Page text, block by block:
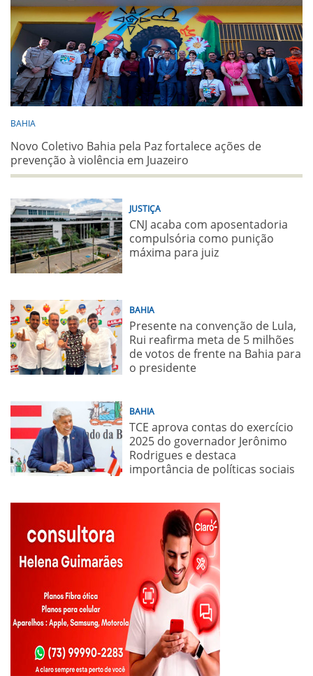
BAHIA
Novo Coletivo Bahia pela Paz fortalece ações de
prevenção à violência em Juazeiro
JUSTIÇA
CNJ acaba com aposentadoria
compulsória como punição
máxima para juiz
BAHIA
Presente na convenção de Lula,
Rui reafirma meta de 5 milhões
de votos de frente na Bahia para
o presidente
BAHIA
TCE aprova contas do exercício
2025 do governador Jerônimo
Rodrigues e destaca
importância de políticas sociais